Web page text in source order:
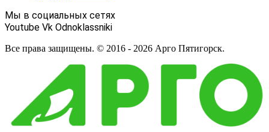
Мы в социальных сетях
Youtube Vk Odnoklassniki
Все права защищены. © 2016 - 2026 Арго Пятигорск.